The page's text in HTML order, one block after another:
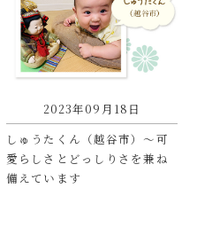
2023年09月18日
しゅうたくん（越谷市）〜可
愛らしさとどっしりさを兼ね
備えています